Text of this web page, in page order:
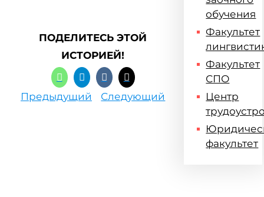
ПОДЕЛИТЕСЬ ЭТОЙ
ИСТОРИЕЙ!
Предыдущий Следующий
обучения
Факультет
Факультет
СПО
Центр
факультет